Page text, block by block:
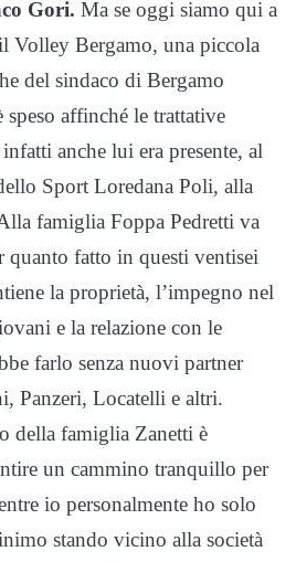
Gori. Ma se oggi siamo qui a
Volley Bergamo, una piccola
del sindaco di Bergamo
speso affinché le trattative
anche lui era presente, al
Sport Loredana Poli, alla
famiglia Foppa Pedretti va
quanto fatto in questi ventisei
la proprietà, l’impegno nel
e la relazione con le
farlo senza nuovi partner
Panzeri, Locatelli e altri.
della famiglia Zanetti è
un cammino tranquillo per
io personalmente ho solo
stando vicino alla società